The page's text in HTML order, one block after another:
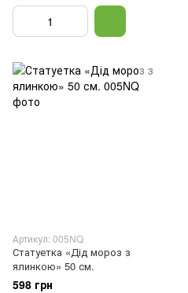
Артикул: 005NQ
Статуетка «Дід мороз з
ялинкою» 50 см.
598 грн